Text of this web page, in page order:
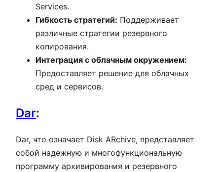
Services.
Гибкость стратегий: Поддерживает
различные стратегии резервного
копирования.
Интеграция с облачным окружением:
Предоставляет решение для облачных
сред и сервисов.
Dar:
Dar, что означает Disk ARchive, представляет
собой надежную и многофункциональную
программу архивирования и резервного